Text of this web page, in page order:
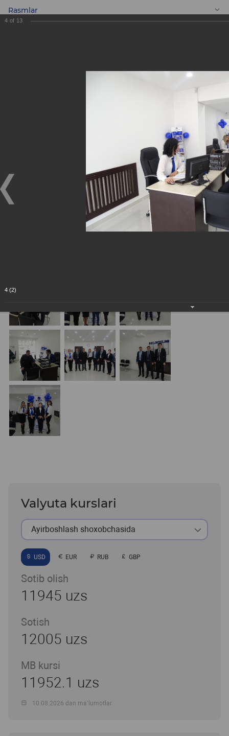
Rasmlar
Yangi «Dunyo» Mini
Valyuta kurslari
Ayirboshlash shoxobchasida
USD EUR RUB GBP
Sotib olish
11945 uzs
Sotish
12005 uzs
MB kursi
11952.1 uzs
10.08.2026 dan ma’lumotlar
4 of 13
4 (2)